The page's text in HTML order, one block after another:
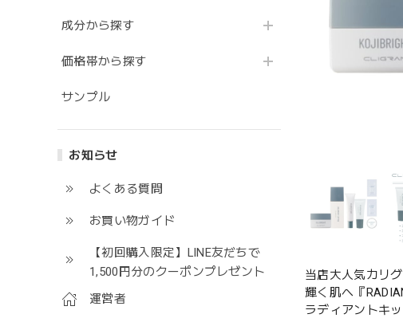
成分から探す
価格帯から探す
サンプル
お知らせ
よくある質問
お買い物ガイド
【初回購入限定】LINE友だちで
1,500円分のクーポンプレゼント
運営者
当店大人気カリ
輝く肌へ『
ラディアントキ